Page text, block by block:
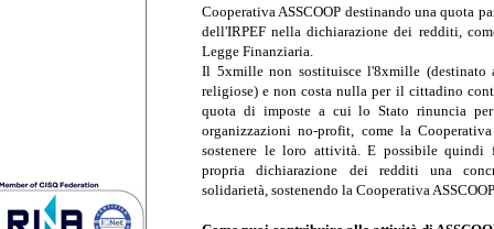
Cooperativa ASSCOOP destinando una quota
dell'IRPEF nella dichiarazione dei redditi,
Legge Finanziaria.
Il 5xmille non sostituisce l'8xmille (destinato
religiose) e non costa nulla per il cittadino
quota di imposte a cui lo Stato rinuncia
organizzazioni no-profit, come la Cooperativa
sostenere le loro attività. E possibile quindi
propria dichiarazione dei redditi una
solidarietà, sostenendo la Cooperativa